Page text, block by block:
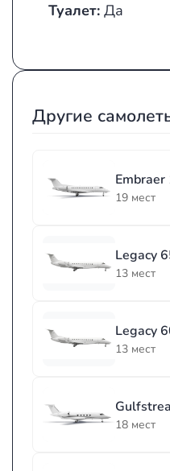
Туалет: Да
Другие
Embraer
19 мест
Legacy
13 мест
Legacy
13 мест
18 мест